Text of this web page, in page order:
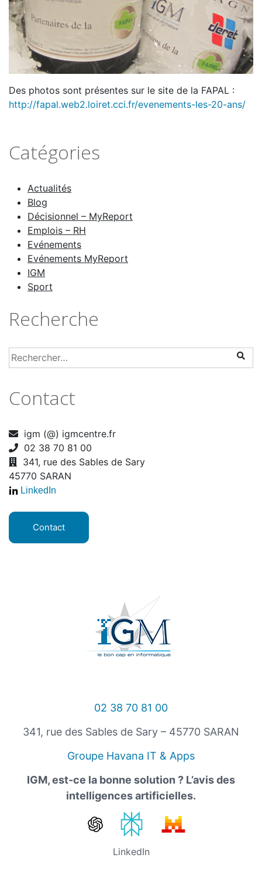
Des photos sont présentes sur le site de la FAPAL :
http://fapal.web2.loiret.cci.fr/evenements-les-20-ans/
Catégories
Actualités
Blog
Décisionnel – MyReport
Emplois – RH
Evénements
Evénements MyReport
IGM
Sport
Recherche
Contact
igm (@) igmcentre.fr
02 38 70 81 00
341, rue des Sables de Sary
45770 SARAN
LinkedIn
Contact
02 38 70 81 00
341, rue des Sables de Sary – 45770 SARAN
Groupe Havana IT & Apps
IGM, est-ce la bonne solution ? L’avis des
intelligences artificielles.
LinkedIn